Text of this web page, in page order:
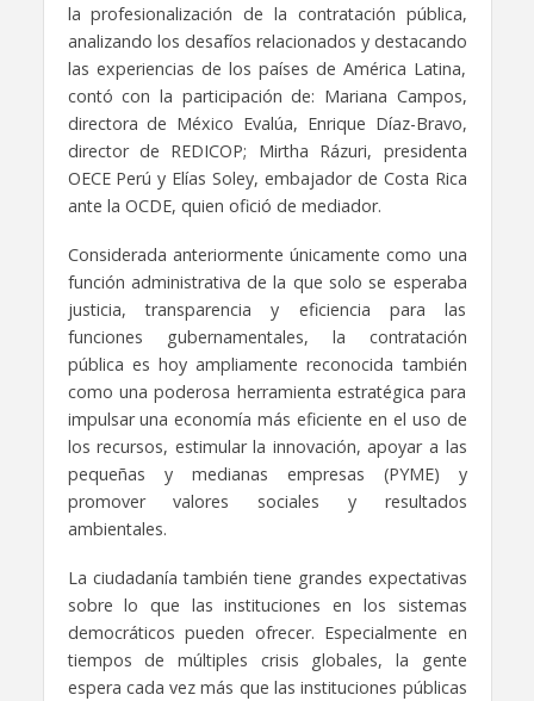
la profesionalización de la contratación pública,
analizando los desafíos relacionados y destacando
las experiencias de los países de América Latina,
contó con la participación de: Mariana Campos,
directora de México Evalúa, Enrique Díaz-Bravo,
director de REDICOP; Mirtha Rázuri, presidenta
OECE Perú y Elías Soley, embajador de Costa Rica
ante la OCDE, quien ofició de mediador.
Considerada anteriormente únicamente como una
función administrativa de la que solo se esperaba
justicia, transparencia y eficiencia para las
funciones gubernamentales, la contratación
pública es hoy ampliamente reconocida también
como una poderosa herramienta estratégica para
impulsar una economía más eficiente en el uso de
los recursos, estimular la innovación, apoyar a las
pequeñas y medianas empresas (PYME) y
promover valores sociales y resultados
ambientales.
La ciudadanía también tiene grandes expectativas
sobre lo que las instituciones en los sistemas
democráticos pueden ofrecer. Especialmente en
tiempos de múltiples crisis globales, la gente
espera cada vez más que las instituciones públicas